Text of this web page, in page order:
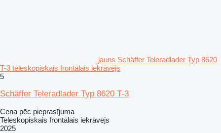
jauns Schäffer Teleradlader Typ 8620
T-3 teleskopiskais frontālais iekrāvējs
5
Schäffer Teleradlader Typ 8620 T-3
Cena pēc pieprasījuma
Teleskopiskais frontālais iekrāvējs
2025